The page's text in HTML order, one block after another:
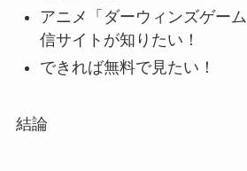
アニメ「ダーウィンズゲー
信サイトが知りたい！
できれば無料で見たい！
結論